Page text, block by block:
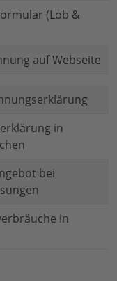
(Lob &
auf Webseite
in
bei
in